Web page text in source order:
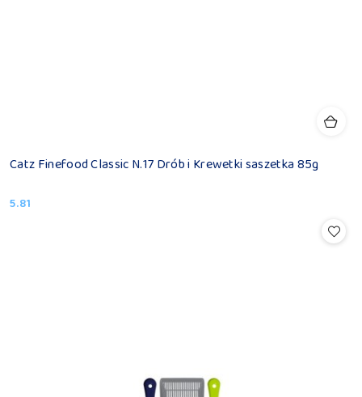
Catz Finefood Classic N.17 Drób i Krewetki saszetka 85g
Cena:
5.81